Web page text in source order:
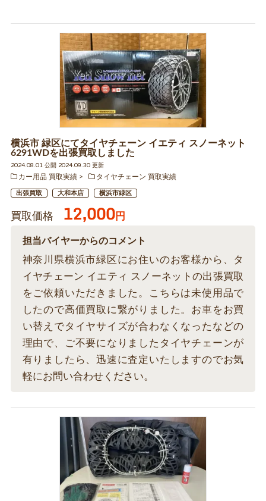
横浜市 緑区にてタイヤチェーン イエティ スノーネット
6291WDを出張買取しました
2024.08.01 公開 2024.09.30 更新
カー用品 買取実績
タイヤチェーン 買取実績
出張買取 大和本店 横浜市緑区
買取価格 12,000円
担当バイヤーからのコメント
神奈川県横浜市緑区にお住いのお客様から、タ
イヤチェーン イエティ スノーネットの出張買取
をご依頼いただきました。こちらは未使用品で
したので高価買取に繋がりました。お車をお買
い替えでタイヤサイズが合わなくなったなどの
理由で、ご不要になりましたタイヤチェーンが
有りましたら、迅速に査定いたしますのでお気
軽にお問い合わせください。